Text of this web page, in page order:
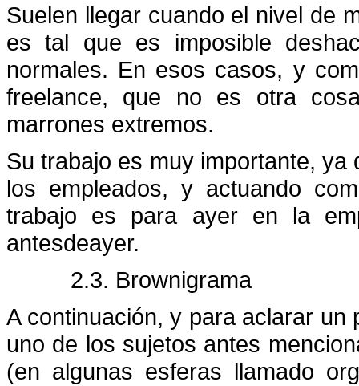
Suelen llegar cuando el nivel de
es tal que es imposible
normales. En esos casos, y
freelance, que no es otra
marrones extremos.
Su trabajo es muy importante,
los empleados, y actuando
trabajo es para ayer en la
antesdeayer.
2.3. Brownigrama
A continuación, y para aclarar
uno de los sujetos antes
(en algunas esferas llamado